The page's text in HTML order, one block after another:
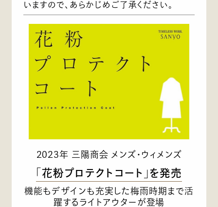
いますので、あらかじめご了承ください。
2023年 三陽商会 メンズ・ウィメンズ
「花粉プロテクトコート」を発売
機能もデザインも充実した梅雨時期まで活
躍するライトアウターが登場